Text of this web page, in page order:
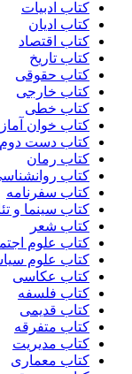
کتاب ادبیات
کتاب ادیان
کتاب اقتصاد
کتاب تاریخ
کتاب حقوقی
کتاب خارجی
کتاب خطی
کتاب خوان
کتاب دست دوم
کتاب رمان
کتاب
کتاب سفرنامه
کتاب سینما و
کتاب شعر
کتاب علوم
کتاب علوم
کتاب عکاسی
کتاب فلسفه
کتاب قدیمی
کتاب متفرقه
کتاب مدیریت
کتاب معماری